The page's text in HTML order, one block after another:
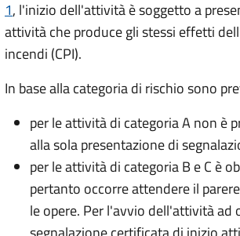
1, l'inizio dell'attività è soggetto a
attività che produce gli stessi effetti
incendi (CPI).
In base alla categoria di rischio sono
per le attività di categoria A non è
alla sola presentazione di
per le attività di categoria B e C è
pertanto occorre attendere il
le opere. Per l'avvio dell'attività ad